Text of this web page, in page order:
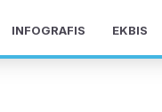
INFOGRAFIS EKBIS